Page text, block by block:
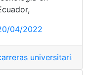
,proceso
04/2022
universitarias